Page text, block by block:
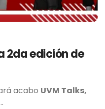
2da edición de
acabo UVM Talks,